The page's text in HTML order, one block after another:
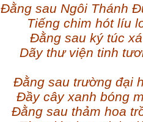
Đằng sau Ngôi Thánh
Tiếng chim hót líu
Đằng sau ký túc xá
Dãy thư viện tinh
Đằng sau trường đại
Đầy cây xanh bóng
Đằng sau thảm hoa